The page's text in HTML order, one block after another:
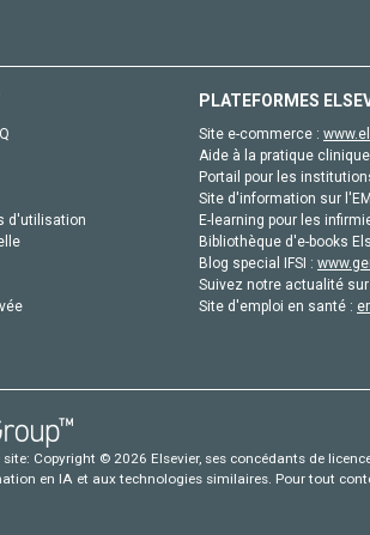
d'utilisation
PLATEFORMES
Site e-commerce :
Aide à la pratique
Portail pour les
Site d'information sur
E-learning pour les
Bibliothèque d'e-books
Blog special IFSI :
Suivez notre actualité
Site d'emploi en santé :
Copyright © 2026 Elsevier, ses concédants de
en IA et aux technologies similaires. Pour tout